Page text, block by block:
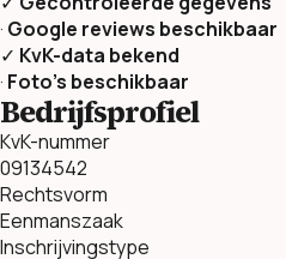
· Google reviews beschikbaar
✓ KvK-data bekend
· Foto’s beschikbaar
Bedrijfsprofiel
KvK-nummer
09134542
Rechtsvorm
Eenmanszaak
Inschrijvingstype